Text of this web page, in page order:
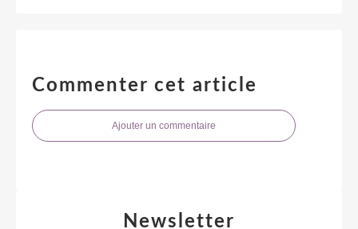
Commenter cet article
Ajouter un commentaire
Newsletter